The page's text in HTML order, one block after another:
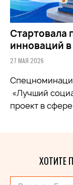
Стартовала
инноваций
27 МАЯ 2026
«Лучший
проект в
ХОТИТЕ